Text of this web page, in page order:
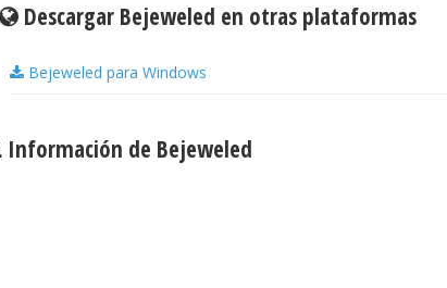
Descargar Bejeweled en otras plataformas
Bejeweled para Windows
Información de Bejeweled